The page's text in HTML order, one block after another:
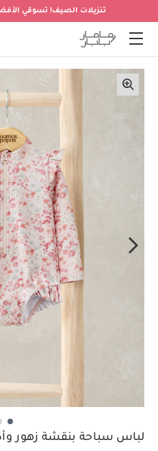
تنزيلات الصيف! تسوقي الأفضل
لباس سباحة بنقشة زهور